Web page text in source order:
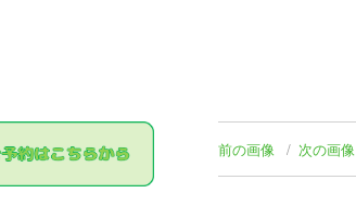
前の画像 次の画像